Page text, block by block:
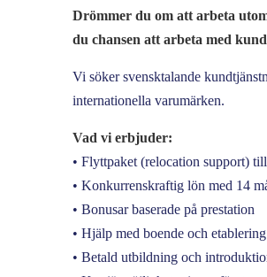
Drömmer du om att arbeta
du chansen att arbeta med
Vi söker svensktalande
internationella varumärken.
Vad vi erbjuder:
• Flyttpaket (relocation support)
• Konkurrenskraftig lön med 14
• Bonusar baserade på prestation
• Hjälp med boende och etablering
• Betald utbildning och